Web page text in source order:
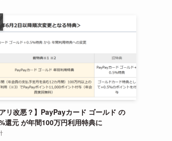
アリ改悪？】PayPayカード ゴールド の
還元 が年間100万円利用特典に